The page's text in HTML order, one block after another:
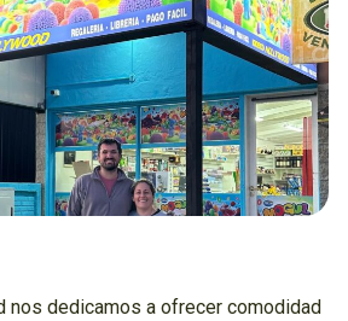
nos dedicamos a ofrecer comodidad